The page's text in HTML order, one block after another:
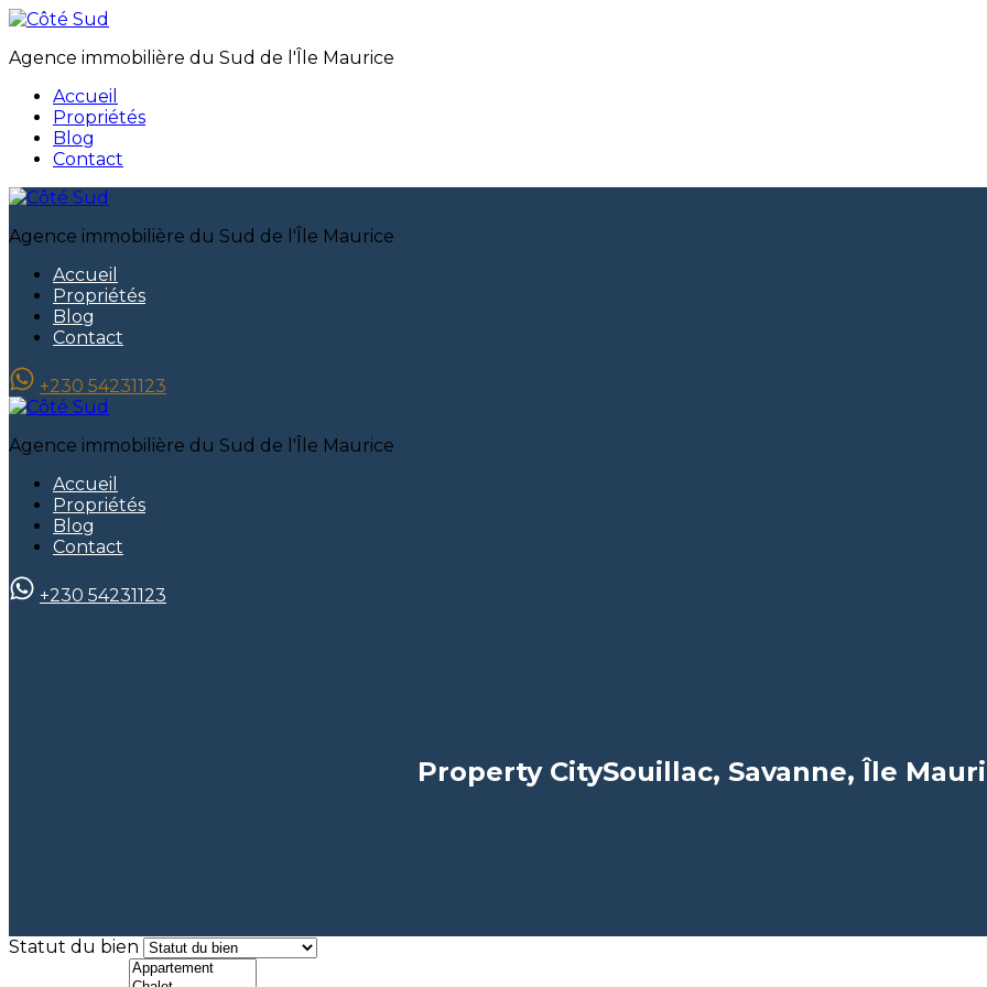
Agence immobilière du Sud de l'Île Maurice
Accueil
Propriétés
Blog
Contact
Agence immobilière du Sud de l'Île Maurice
Accueil
Propriétés
Blog
Contact
+230 54231123
Agence immobilière du Sud de l'Île Maurice
Accueil
Propriétés
Blog
Contact
+230 54231123
Property CitySouillac, Savanne, Île
Statut du bien